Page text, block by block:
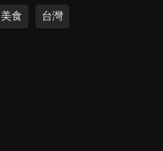
美食 台灣